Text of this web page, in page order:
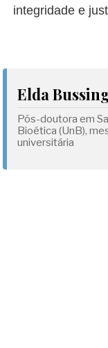
integridade e
Elda
Pós-doutora em
Bioética (UnB),
universitária